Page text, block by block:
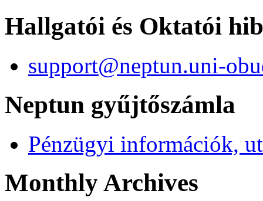
Hallgatói és Oktatói
support@neptun.uni-
Neptun gyűjtőszámla
Pénzügyi információk,
Monthly Archives